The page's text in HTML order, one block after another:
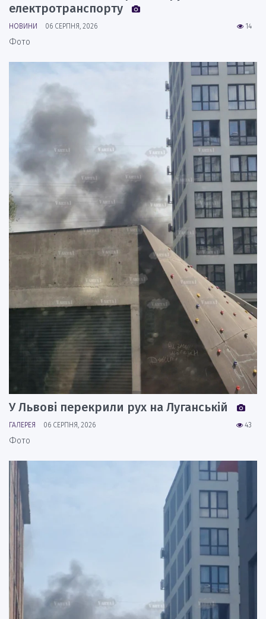
електротранспорту
14
НОВИНИ 06 СЕРПНЯ, 2026
Фото
У Львові перекрили рух на Луганській
43
ГАЛЕРЕЯ 06 СЕРПНЯ, 2026
Фото